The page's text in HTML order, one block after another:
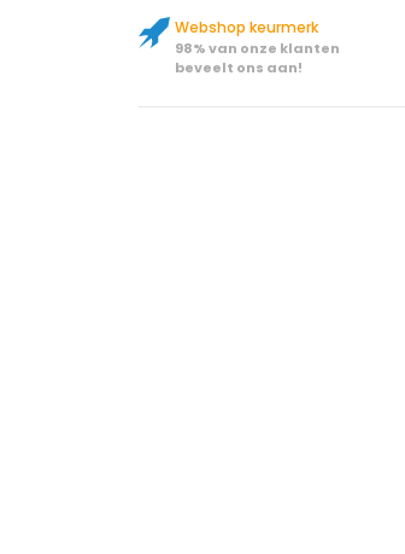
Webshop keurmerk
98% van onze klanten
beveelt ons aan!